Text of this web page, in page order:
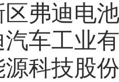
弗迪电
汽车工业
源科技股